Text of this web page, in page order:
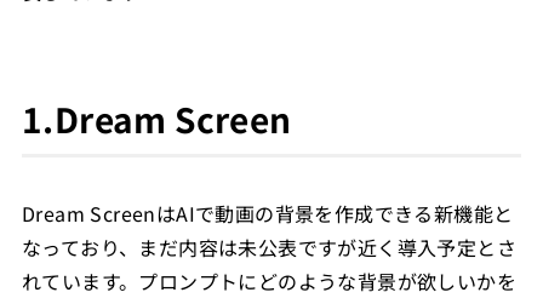
1.Dream Screen
Dream ScreenはAIで動画の背景を作成できる新機能と
なっており、まだ内容は未公表ですが近く導入予定とさ
れています。プロンプトにどのような背景が欲しいかを